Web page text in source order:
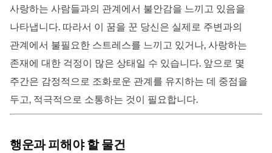
사랑하는 사람들과의 관계에서 불안감을 느끼고 있음을
나타냅니다. 따라서 이 꿈을 꾼 당신은 실제로 주변과의
관계에서 불필요한 스트레스를 느끼고 있거나, 사랑하는
존재에 대한 걱정이 많은 상태일 수 있습니다. 앞으로 몇
주간은 감정적으로 조화로운 관계를 유지하는 데 중점을
두고, 적극적으로 소통하는 것이 필요합니다.
행운과 피해야 할 물건